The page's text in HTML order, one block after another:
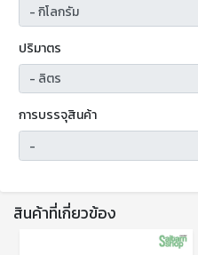
ปริมาตร
การบรรจุสินค้า
สินค้าที่เกี่ยวข้อง